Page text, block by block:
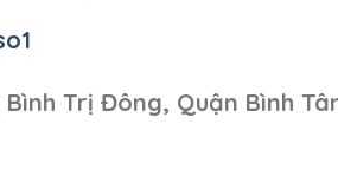
Trị Đông, Quận Bình